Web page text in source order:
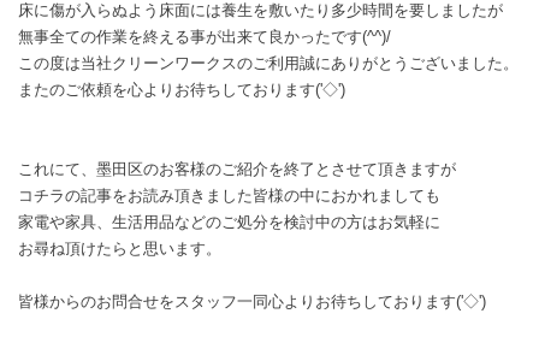
床に傷が入らぬよう床面には養生を敷いたり多少時間を要しましたが
無事全ての作業を終える事が出来て良かったです(^^)/
この度は当社クリーンワークスのご利用誠にありがとうございました。
またのご依頼を心よりお待ちしております('◇')ゞ
これにて、墨田区のお客様のご紹介を終了とさせて頂きますが
コチラの記事をお読み頂きました皆様の中におかれましても
家電や家具、生活用品などのご処分を検討中の方はお気軽に
お尋ね頂けたらと思います。
皆様からのお問合せをスタッフ一同心よりお待ちしております('◇')ゞ